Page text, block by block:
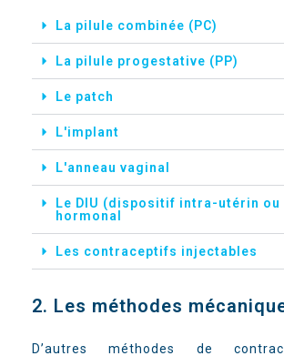
La pilule combinée (PC)
La pilule progestative (PP)
Le patch
L'implant
L'anneau vaginal
Le DIU (dispositif intra-utérin
hormonal
Les contraceptifs injectables
2. Les méthodes
D’autres méthodes de